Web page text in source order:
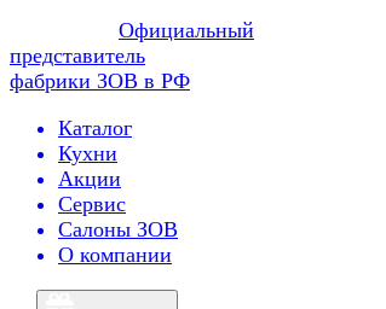
Официальный
представитель
фабрики ЗОВ в РФ
Каталог
Кухни
Акции
Сервис
Салоны ЗОВ
О компании